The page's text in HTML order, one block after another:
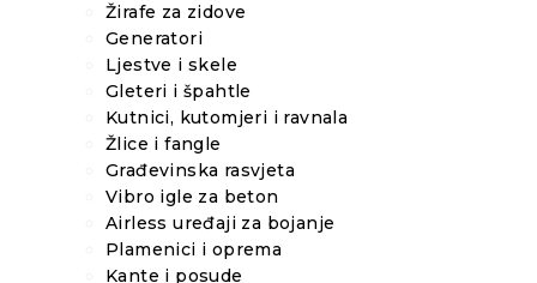
Žirafe za zidove
Generatori
Ljestve i skele
Gleteri i špahtle
Kutnici, kutomjeri i ravnala
Žlice i fangle
Građevinska rasvjeta
Vibro igle za beton
Airless uređaji za bojanje
Plamenici i oprema
Kante i posude